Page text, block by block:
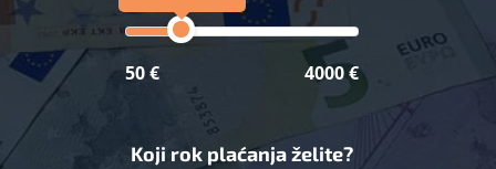
50 € 4000 €
Koji rok plaćanja želite?